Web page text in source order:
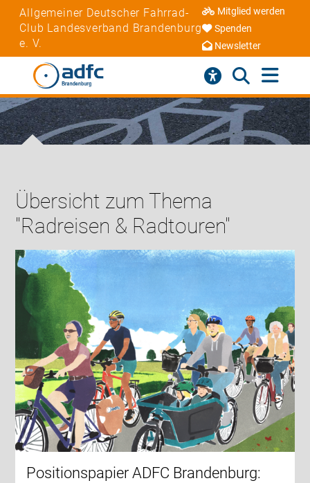
Allgemeiner Deutscher Fahrrad-
Club Landesverband Brandenburg
e. V.
Mitglied werden
Spenden
Newsletter
Übersicht zum Thema
"Radreisen & Radtouren"
Positionspapier ADFC Brandenburg: